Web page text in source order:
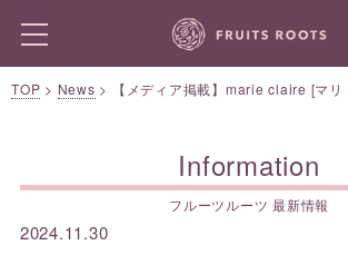
TOP > News > 【メディア掲載】marie claire [マ
Information
フルーツルーツ 最新情報
2024.11.30